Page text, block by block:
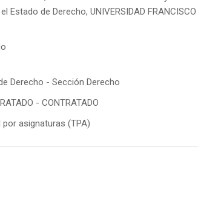
Estado de Derecho, UNIVERSIDAD FRANCISCO
Derecho - Sección Derecho
- CONTRATADO
asignaturas (TPA)